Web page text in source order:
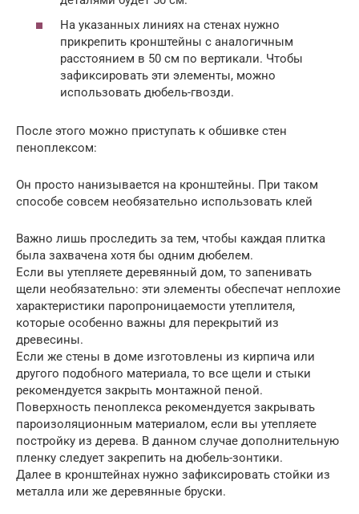
На указанных линиях на стенах нужно
прикрепить кронштейны с аналогичным
расстоянием в 50 см по вертикали. Чтобы
зафиксировать эти элементы, можно
использовать дюбель-гвозди.
После этого можно приступать к обшивке стен
пеноплексом:
Он просто нанизывается на кронштейны. При таком
способе совсем необязательно использовать клей
Важно лишь проследить за тем, чтобы каждая плитка
была захвачена хотя бы одним дюбелем.
Если вы утепляете деревянный дом, то запенивать
щели необязательно: эти элементы обеспечат неплохие
характеристики паропроницаемости утеплителя,
которые особенно важны для перекрытий из
древесины.
Если же стены в доме изготовлены из кирпича или
другого подобного материала, то все щели и стыки
рекомендуется закрыть монтажной пеной.
Поверхность пеноплекса рекомендуется закрывать
пароизоляционным материалом, если вы утепляете
постройку из дерева. В данном случае дополнительную
пленку следует закрепить на дюбель-зонтики.
Далее в кронштейнах нужно зафиксировать стойки из
металла или же деревянные бруски.